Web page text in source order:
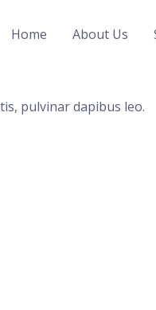
Home About Us
pulvinar dapibus leo.